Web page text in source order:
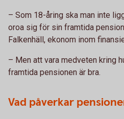
– Som 18-åring ska man inte
oroa sig för sin framtida
Falkenhäll, ekonom inom
– Men att vara medveten kring
framtida pensionen är bra.
Vad påverkar